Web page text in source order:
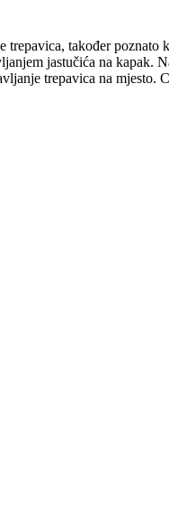
također
jastučića na kapak.
trepavica na mjesto.